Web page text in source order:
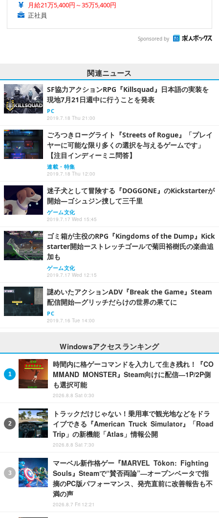
月給21万5,400円～35万5,400円
正社員
Sponsored by
関連ニュース
SF協力アクションRPG『Killsquad』日本語の実装を
現地7月21日週中に行うことを発表
PC
2019.7.18 Thu 21:00
ごろつきローグライト『Streets of Rogue』「プレイ
ヤーに可能な限り多くの選択を与えるゲームです」
【注目インディーミニ問答】
連載・特集
2019.7.18 Thu 12:00
迷子犬として冒険する『DOGGONE』のKickstarterが
開始―ゴシュジン捜して三千里
ゲーム文化
2019.7.17 Wed 15:45
ゴミ箱が主役のRPG『Kingdoms of the Dump』Kick
starter開始ーストレッチゴールで菊田裕樹氏の楽曲追
加も
ゲーム文化
2019.7.17 Wed 12:15
謎めいたアクションADV『Break the Game』Steam
配信開始―グリッチだらけの世界の果てに
PC
2019.7.16 Tue 14:00
Windowsアクセスランキング
時間内に格ゲーコマンドを入力して生き残れ！『CO
MMAND MONSTER』Steam向けに配信―1P/2P側
も選択可能
2026.8.8 Sat 0:30
トラックだけじゃない！乗用車で観光地などをドラ
イブできる『American Truck Simulator』「Road
Trip」の新機能「Atlas」情報公開
2026.8.8 Sat 7:30
マーベル新作格ゲー『MARVEL Tōkon: Fighting
Souls』Steamで“賛否両論”―オープンベータで指
摘のPC版パフォーマンス、発売直前に改善報告も不
満の声
2026.8.7 Fri 12:21